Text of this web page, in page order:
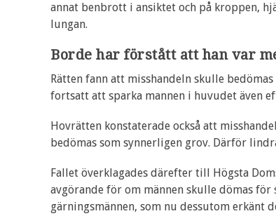
annat benbrott i ansiktet och på kroppen,
lungan.
Borde har förstått att han var
Rätten fann att misshandeln skulle
fortsatt att sparka mannen i huvudet även
Hovrätten konstaterade också att
bedömas som synnerligen grov. Därför
Fallet överklagades därefter till Högsta
avgörande för om männen skulle dömas
gärningsmännen, som nu dessutom erkänt